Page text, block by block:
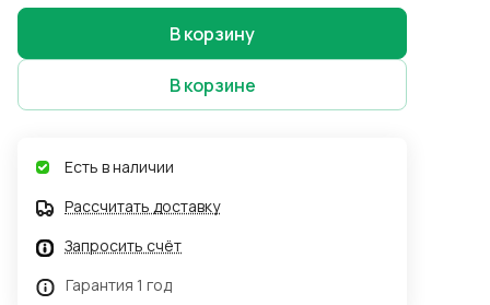
В корзину
В корзине
Есть в наличии
Рассчитать доставку
Запросить счёт
Гарантия 1 год